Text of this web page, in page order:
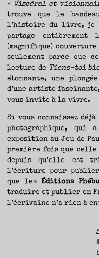
YEUX
SUR
L’ACTUALITÉ
LITTÉRAIRE
SANS
COURIR
EN
PERMANENCE
APRÈS
LES
NOUVEAUTÉS.
S’AUTORISER
LES
CHEMINS
TRAVERSE
ET
LES
PAS
CÔTÉ,
DE
LIVRES,
MAIS
PAS
S’INTERDIRE
D’AUTRES
HORIZONS.
SE
JETER
À
L’EAU
SE
EN
ET
VOIR
« Viscéral et
trouve que le
l’histoire du livre, je
partage
(magnifique)
seulement parce que
lecture de Tiens-toi
étonnante, une
d’une artiste
vous invite à la vivre.
Si vous connaissez déjà
photographique, qui
exposition au Jeu de
première fois que
depuis qu’elle est
l’écriture pour publier
que lesÉditions
traduire et publier en
l’écrivaine n’a rien à